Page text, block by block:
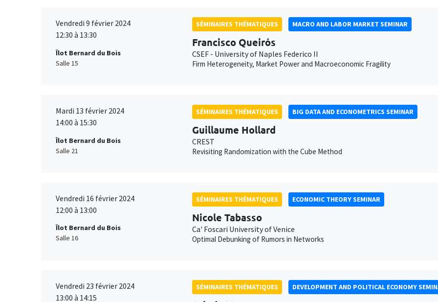
Vendredi 9 février 2024
12:30 à 13:30
Îlot Bernard du Bois
Salle 15
SÉMINAIRES THÉMATIQUES MACRO AND LABOR MARKET SEMINAR
Francisco Queirós
CSEF - University of Naples Federico II
Firm Heterogeneity, Market Power and Macroeconomic Fragility
Mardi 13 février 2024
14:00 à 15:30
Îlot Bernard du Bois
Salle 21
SÉMINAIRES THÉMATIQUES BIG DATA AND ECONOMETRICS SEMINAR
Guillaume Hollard
CREST
Revisiting Randomization with the Cube Method
Vendredi 16 février 2024
12:00 à 13:00
Îlot Bernard du Bois
Salle 16
SÉMINAIRES THÉMATIQUES ECONOMIC THEORY SEMINAR
Nicole Tabasso
Ca' Foscari University of Venice
Optimal Debunking of Rumors in Networks
Vendredi 23 février 2024
13:00 à 14:15
SÉMINAIRES THÉMATIQUES DEVELOPMENT AND POLITICAL ECONOMY